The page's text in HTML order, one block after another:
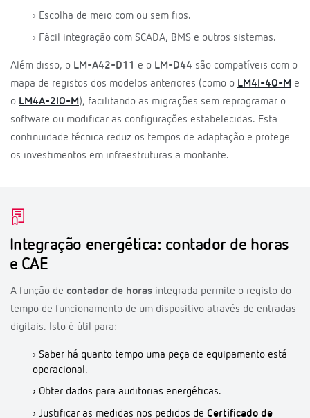
› Escolha de meio com ou sem fios.
› Fácil integração com SCADA, BMS e outros sistemas.
Além disso, o LM-A42-D11 e o LM-D44 são compatíveis com o
mapa de registos dos modelos anteriores (como o LM4I-4O-M e
o LM4A-2IO-M), facilitando as migrações sem reprogramar o
software ou modificar as configurações estabelecidas. Esta
continuidade técnica reduz os tempos de adaptação e protege
os investimentos em infraestruturas a montante.
Integração energética: contador de horas
e CAE
A função de contador de horas integrada permite o registo do
tempo de funcionamento de um dispositivo através de entradas
digitais. Isto é útil para:
› Saber há quanto tempo uma peça de equipamento está
operacional.
› Obter dados para auditorias energéticas.
› Justificar as medidas nos pedidos de Certificado de